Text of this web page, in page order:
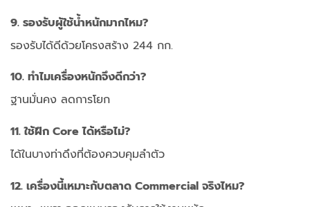
9. รองรับผู้ใช้น้ำหนักมากไหม?
รองรับได้ดีด้วยโครงสร้าง 244 กก.
10. ทำไมเครื่องหนักจึงดีกว่า?
ฐานมั่นคง ลดการโยก
11. ใช้ฝึก Core ได้หรือไม่?
ได้ในบางท่าดึงที่ต้องควบคุมลำตัว
12. เครื่องนี้เหมาะกับตลาด Commercial จริงไหม?